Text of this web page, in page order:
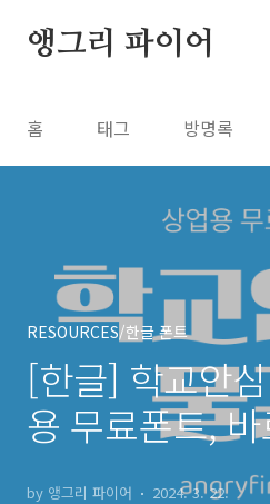
앵그리 파이어
홈 태그 방명록
RESOURCES/한글 폰트
[한글] 학교안
용 무료폰트,
by 앵그리 파이어 2024. 3. 22.